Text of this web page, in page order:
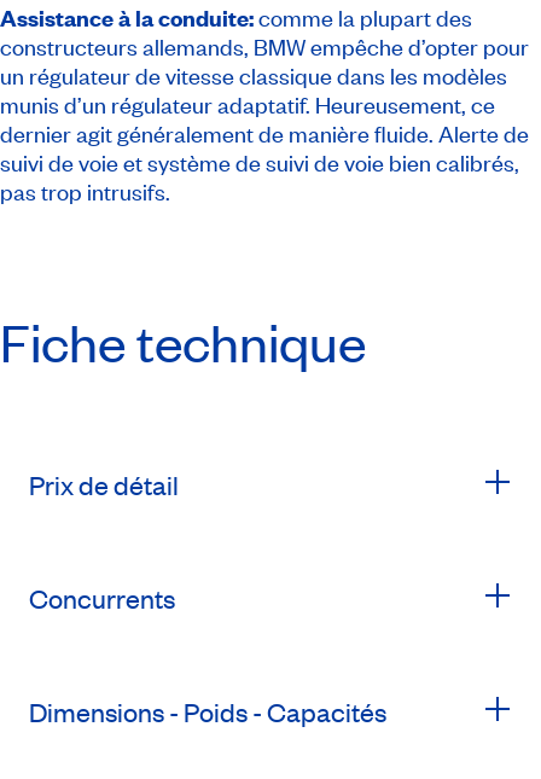
Assistance à la conduite:comme la plupart des
constructeurs allemands, BMW empêche d’opter pour
un régulateur de vitesse classique dans les modèles
munis d’un régulateur adaptatif. Heureusement, ce
dernier agit généralement de manière fluide. Alerte de
suivi de voie et système de suivi de voie bien calibrés,
pas trop intrusifs.
Fiche technique
Prix de détail
Concurrents
Dimensions - Poids - Capacités